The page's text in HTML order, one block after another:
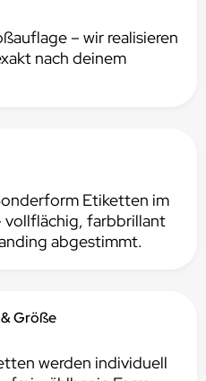
– wir realisieren
nach deinem
Etiketten im
vollflächig, farbbrillant
abgestimmt.
Größe
werden individuell